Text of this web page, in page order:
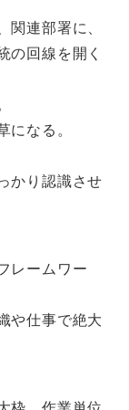
連部署に、
の回線を開く
なる。
かり認識させ
レームワー
や仕事で絶大